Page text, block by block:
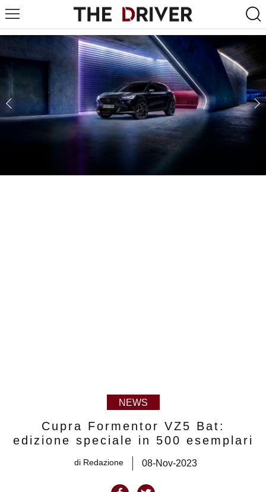
NEWS
Cupra Formentor VZ5 Bat:
edizione speciale in 500 esemplari
di Redazione 08-Nov-2023